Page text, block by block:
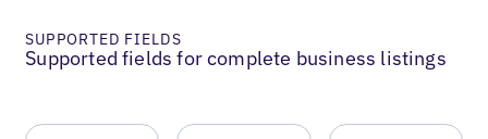
SUPPORTED FIELDS
Supported fields for complete business listings